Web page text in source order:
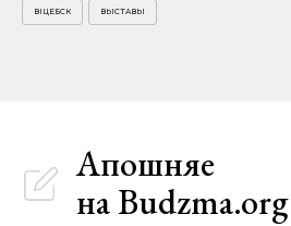
ВІЦЕБСК ВЫСТАВЫ
Апошняе
на Budzma.org